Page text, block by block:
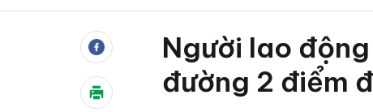
Người lao
đường 2 điểm